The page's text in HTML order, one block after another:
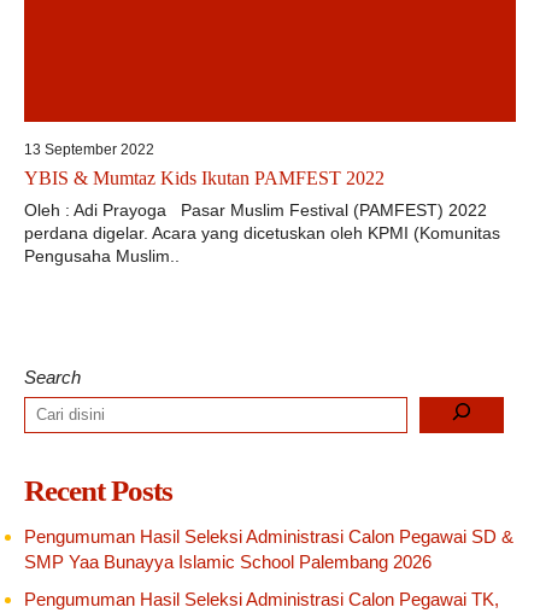
13 September 2022
YBIS & Mumtaz Kids Ikutan PAMFEST 2022
Oleh : Adi Prayoga Pasar Muslim Festival (PAMFEST) 2022
perdana digelar. Acara yang dicetuskan oleh KPMI (Komunitas
Pengusaha Muslim..
Search
Recent Posts
Pengumuman Hasil Seleksi Administrasi Calon Pegawai SD &
SMP Yaa Bunayya Islamic School Palembang 2026
Pengumuman Hasil Seleksi Administrasi Calon Pegawai TK,